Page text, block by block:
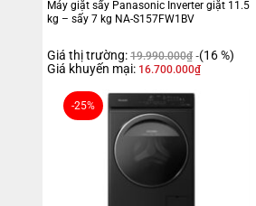
Máy giặt sấy Panasonic Inverter giặt 11.5
kg – sấy 7 kg NA-S157FW1BV
Giá thị trường: 19.990.000₫ (16 %)
Giá khuyến mại: 16.700.000₫
-25%